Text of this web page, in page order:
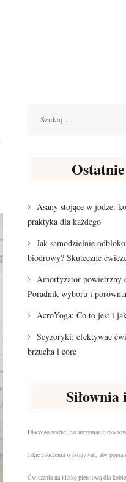
Asany stojące w jodze:
praktyka dla każdego
Jak samodzielnie
biodrowy? Skuteczne
Amortyzator powietrzny
Poradnik wyboru i
AcroYoga: Co to jest i
Scyzoryki: efektywne
brzucha i core
Siłownia
Dlaczego ważne jest utrzymanie
Jakie ćwiczenia wykonywać, aby
Ćwiczenia na klatkę piersiową dla